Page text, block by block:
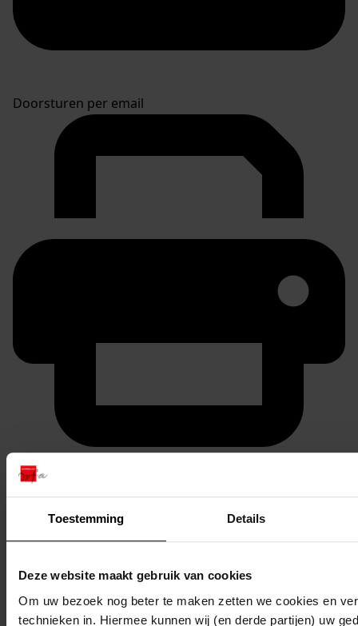
Toestemming Details
Deze website maakt gebruik van cookies
Om uw bezoek nog beter te maken zetten we cookies en
technieken in. Hiermee kunnen wij (en derde partijen) uw
Doorsturen per email
Printen
duurzaam webadres
Inventaris
13Bouwen van een electrische bemalingsinstallatie,